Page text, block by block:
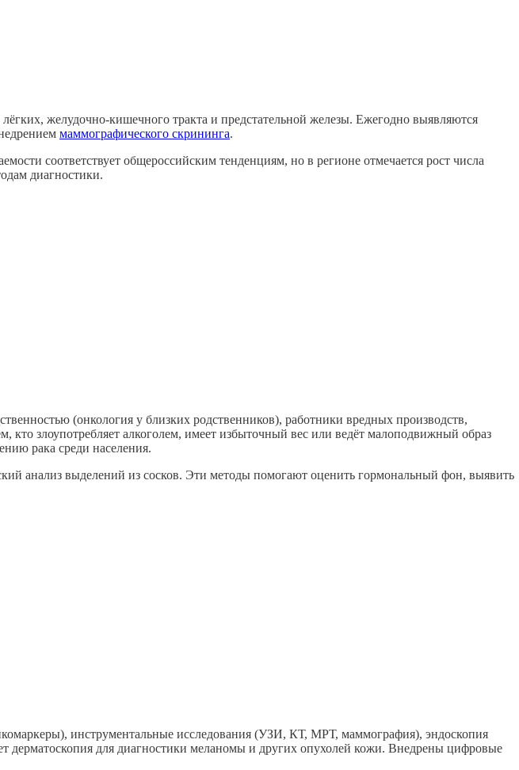
желудочно-кишечного тракта и предстательной железы. Ежегодно выявляются
маммографического скрининга.
соответствует общероссийским тенденциям, но в регионе отмечается рост числа
диагностики.
(онкология у близких родственников), работники вредных производств,
злоупотребляет алкоголем, имеет избыточный вес или ведёт малоподвижный образ
рака среди населения.
анализ выделений из сосков. Эти методы помогают оценить гормональный фон, выявить
инструментальные исследования (УЗИ, КТ, МРТ, маммография), эндоскопия
дерматоскопия для диагностики меланомы и других опухолей кожи. Внедрены цифровые